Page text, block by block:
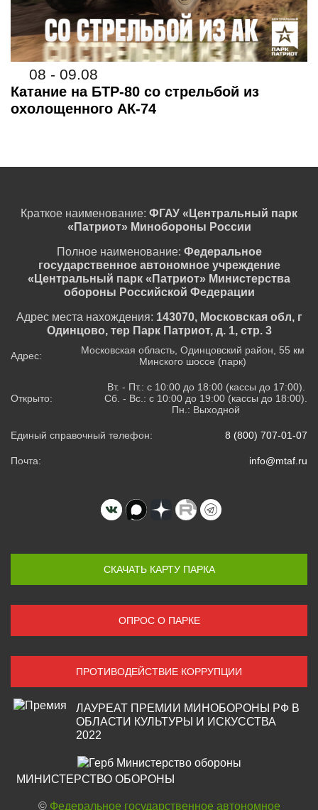
Поддержка
08 - 09.08
Катание на БТР-80 со стрельбой из
охолощенного АК-74
Краткое наименование: ФГАУ «Центральный парк
«Патриот» Минобороны России
Полное наименование: Федеральное
государственное автономное учреждение
«Центральный парк «Патриот» Министерства
обороны Российской Федерации
Адрес места нахождения: 143070, Московская обл, г
Одинцово, тер Парк Патриот, д. 1, стр. 3
Адрес:
Московская область, Одинцовский район, 55 км
Минского шоссе (парк)
Открыто:
Вт. - Пт.: с 10:00 до 18:00 (кассы до 17:00).
Сб. - Вс.: с 10:00 до 19:00 (кассы до 18:00).
Пн.: Выходной
Единый справочный телефон: 8 (800) 707-01-07
Почта: info@mtaf.ru
СКАЧАТЬ КАРТУ ПАРКА
ОПРОС О ПАРКЕ
ПРОТИВОДЕЙСТВИЕ КОРРУПЦИИ
ЛАУРЕАТ ПРЕМИИ МИНОБОРОНЫ РФ В
ОБЛАСТИ КУЛЬТУРЫ И ИСКУССТВА
2022
МИНИСТЕРСТВО ОБОРОНЫ
© Федеральное государственное автономное